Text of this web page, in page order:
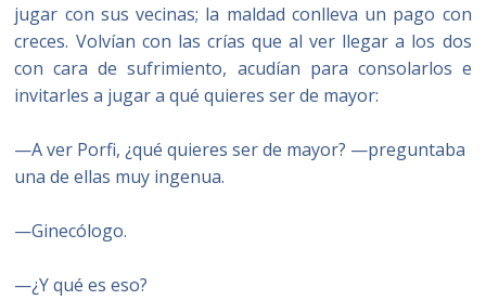
jugar con sus vecinas; la maldad conlleva un pago con
creces. Volvían con las crías que al ver llegar a los dos
con cara de sufrimiento, acudían para consolarlos e
invitarles a jugar a qué quieres ser de mayor:
—A ver Porfi, ¿qué quieres ser de mayor? —preguntaba
una de ellas muy ingenua.
—Ginecólogo.
—¿Y qué es eso?